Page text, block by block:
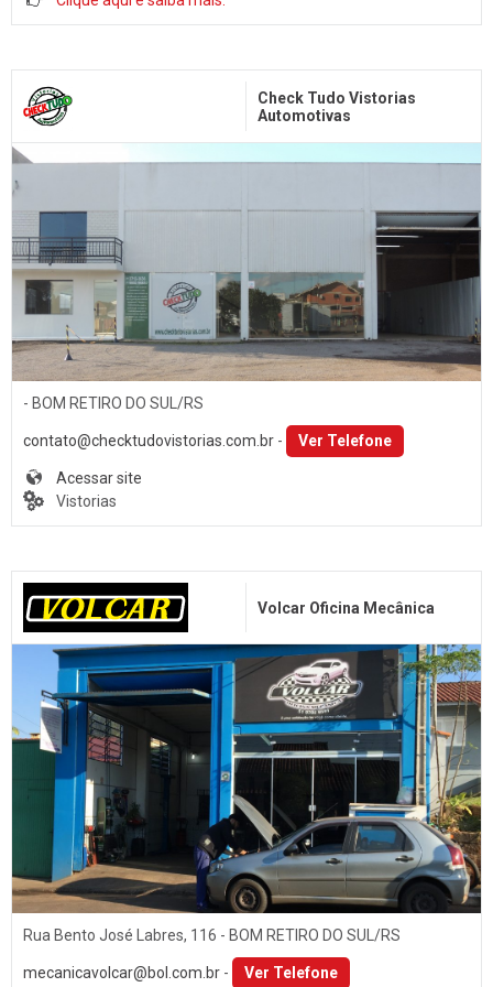
Troca de Óleo
Reboques
Seguros
Injeção Eletrônica
Placas
Estética e Higienização
Auto Vidros
Volantes
Capotas
Surdinas
Gás Veicular
Check Tudo Vistorias
Automotivas
- BOM RETIRO DO SUL/RS
contato@checktudovistorias.com.br - Ver Telefone
Acessar site
Vistorias
Volcar Oficina Mecânica
Rua Bento José Labres, 116 - BOM RETIRO DO SUL/RS
mecanicavolcar@bol.com.br - Ver Telefone